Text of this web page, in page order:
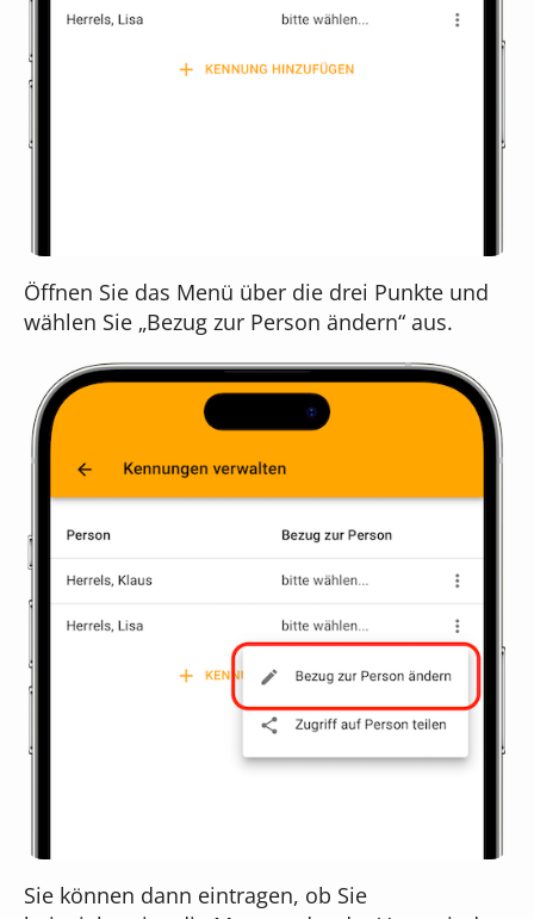
Öffnen Sie das Menü über die drei Punkte und
wählen Sie „Bezug zur Person ändern“ aus.
Sie können dann eintragen, ob Sie